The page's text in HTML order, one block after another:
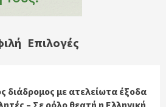
Επιλογές
διάδρομος με ατελείωτα έξοδα
– Σε ρόλο θεατή η Ελληνική